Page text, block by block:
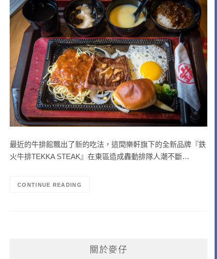
最近的牛排館飄出了新的吃法，這間樂軒旗下的全新品牌『鉄
火牛排TEKKA STEAK』在東區造成轟動排隊人潮不斷…
CONTINUE READING
關於麥仔